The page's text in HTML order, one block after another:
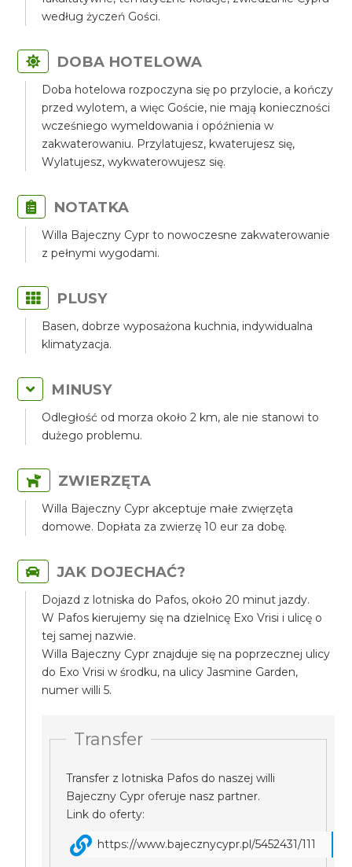
według życzeń Gości.
DOBA HOTELOWA
Doba hotelowa rozpoczyna się po przylocie, a kończy
przed wylotem, a więc Goście, nie mają konieczności
wcześniego wymeldowania i opóźnienia w
zakwaterowaniu. Przylatujesz, kwaterujesz się,
Wylatujesz, wykwaterowujesz się.
NOTATKA
Willa Bajeczny Cypr to nowoczesne zakwaterowanie
z pełnymi wygodami.
PLUSY
Basen, dobrze wyposażona kuchnia, indywidualna
klimatyzacja.
MINUSY
Odległość od morza około 2 km, ale nie stanowi to
dużego problemu.
ZWIERZĘTA
Willa Bajeczny Cypr akceptuje małe zwięrzęta
domowe. Dopłata za zwierzę 10 eur za dobę.
JAK DOJECHAĆ?
Dojazd z lotniska do Pafos, około 20 minut jazdy.
W Pafos kierujemy się na dzielnicę Exo Vrisi i ulicę o
tej samej nazwie.
Willa Bajeczny Cypr znajduje się na poprzecznej ulicy
do Exo Vrisi w środku, na ulicy Jasmine Garden,
numer willi 5.
Transfer
Transfer z lotniska Pafos do naszej willi
Bajeczny Cypr oferuje nasz partner.
Link do oferty:
https://www.bajecznycypr.pl/5452431/111